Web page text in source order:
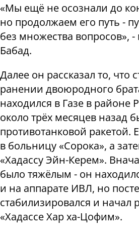
«Мы ещё не осознали до
но продолжаем его путь -
без множества вопросов»,
Бабад.
Далее он рассказал то, что
ранении двоюродного
находился в Газе в районе
около трёх месяцев назад
противотанковой ракетой.
в больницу «Сорока», а
«Хадассу Эйн-Керем».
было тяжёлым - он
и на аппарате ИВЛ, но
стабилизировался и начал
«Хадассе Хар ха-Цофим».